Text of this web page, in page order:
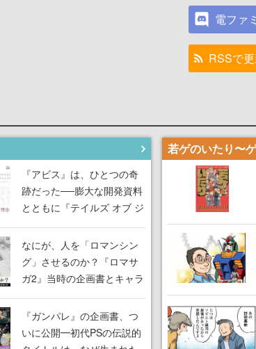
電ファ
RSSで
『アビス』は、ひとつの奇
跡だった──膨大な開発資料
とともに『テイルズ オブ ジ
アビス』開発陣に聞く、
「生まれた意味を知る
RPG」が生まれた理由【ゲ
ームの企画書】
なにが、人を「ロマンシン
グ」させるのか？『ロマサ
ガ2』当時の企画書とキャラ
設定画から迫る、河津秋敏
がRPGに生み出した「ロマ
ン」の正体とは【ゲームの
企画書】
『ガンパレ』の企画書、つ
いに公開━初代PSの伝説的